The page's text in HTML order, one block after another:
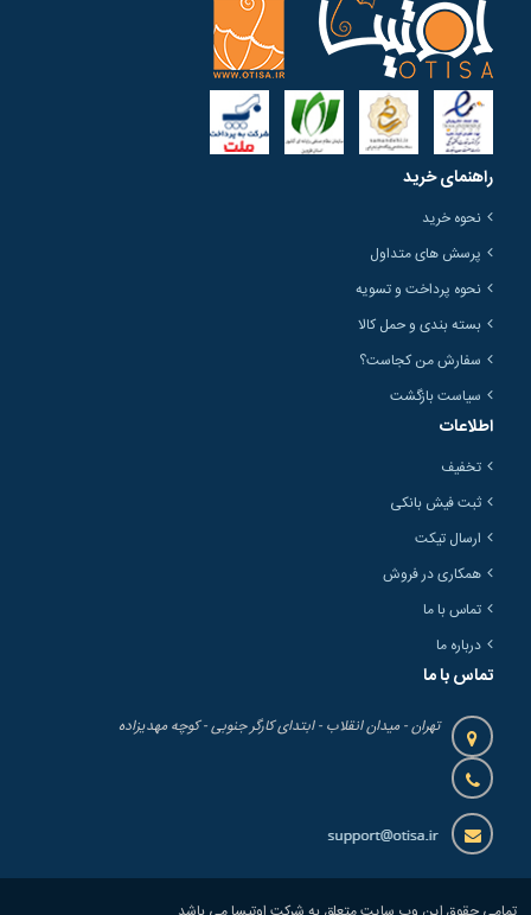
راهنمای خرید
نحوه خرید
پرسش های متداول
نحوه پرداخت و تسویه
بسته بندی و حمل کالا
سفارش من کجاست؟
سیاست بازگشت
اطلاعات
تخفیف
ثبت فیش بانکی
ارسال تیکت
همکاری در فروش
تماس با ما
درباره ما
تماس با ما
تهران - میدان انقلاب - ابتدای کارگر جنوبی - کوچه مهدیزاده